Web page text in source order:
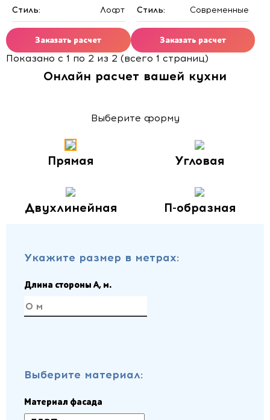
Стиль:
Лофт
Заказать расчет
Стиль:
Современные
Заказать расчет
Показано с 1 по 2 из 2 (всего 1 страниц)
Онлайн расчет вашей кухни
Выберите форму
Прямая Угловая
Двухлинейная П-образная
Укажите размер в метрах:
Длина стороны A, м.
Выберите материал:
Материал фасада